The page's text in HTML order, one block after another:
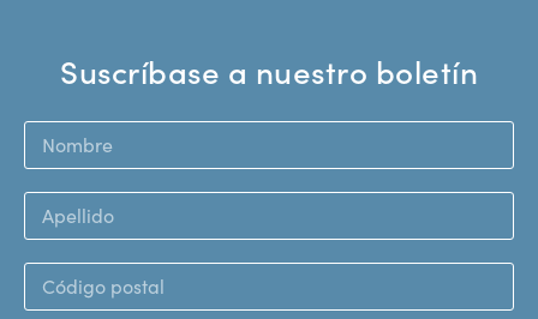
Suscríbase a nuestro boletín